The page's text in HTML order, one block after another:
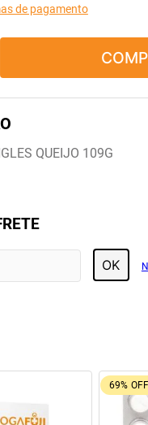
de pagamento
QUEIJO 109G
OK
55% OFF